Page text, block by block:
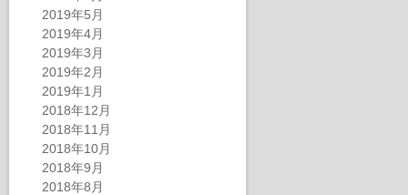
2019年5月
2019年4月
2019年3月
2019年2月
2019年1月
2018年12月
2018年11月
2018年10月
2018年9月
2018年8月